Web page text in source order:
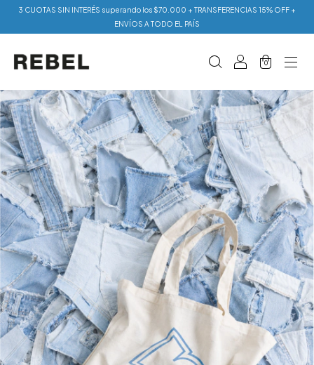
3 CUOTAS SIN INTERÉS superando los $70.000 + TRANSFERENCIAS 15% OFF +
ENVÍOS A TODO EL PAÍS
0